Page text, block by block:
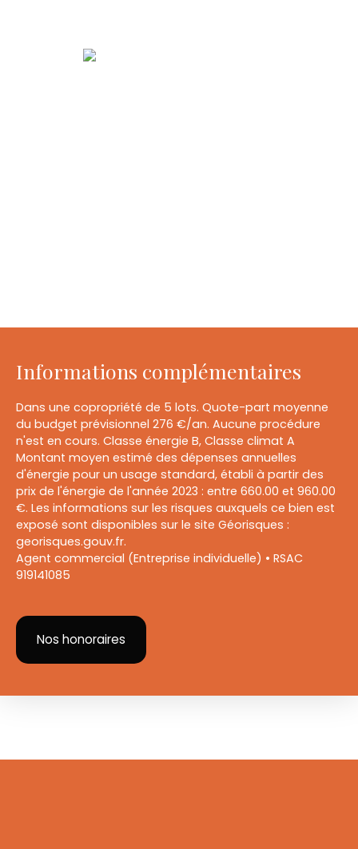
Informations complémentaires
Dans une copropriété de 5 lots. Quote-part moyenne
du budget prévisionnel 276 €/an. Aucune procédure
n'est en cours. Classe énergie B, Classe climat A
Montant moyen estimé des dépenses annuelles
d'énergie pour un usage standard, établi à partir des
prix de l'énergie de l'année 2023 : entre 660.00 et 960.00
€. Les informations sur les risques auxquels ce bien est
exposé sont disponibles sur le site Géorisques :
georisques.gouv.fr.
Agent commercial (Entreprise individuelle) • RSAC
919141085
Nos honoraires